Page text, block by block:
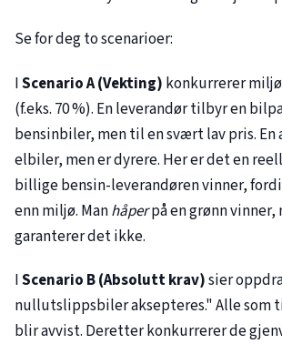
Se for deg to scenarioer:
IScenario A (Vekting) konkurrerer
(f.eks. 70 %). En leverandør tilbyr en
bensinbiler, men til en svært lav pris.
elbiler, men er dyrere. Her er det en
billige bensin-leverandøren vinner,
enn miljø. Manhåperpå en grønn vinner,
garanterer det ikke.
IScenario B (Absolutt krav)sier
nullutslippsbiler aksepteres." Alle som
blir avvist. Deretter konkurrerer de